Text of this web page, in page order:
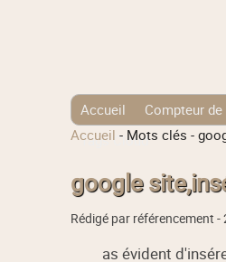
Accueil Compteur
Tags Cloud
Accueil - Mots clés -
google
Rédigé par référencement -
as évident